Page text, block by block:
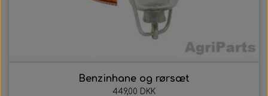
Benzinhane og rørsæt
449,00 DKK